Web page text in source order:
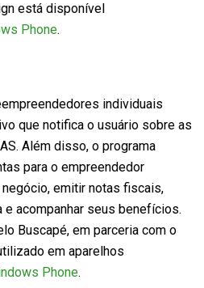
está disponível
Phone.
individuais
que notifica o usuário sobre as
Além disso, o programa
para o empreendedor
emitir notas fiscais,
acompanhar seus benefícios.
Buscapé, em parceria com o
em aparelhos
Phone.